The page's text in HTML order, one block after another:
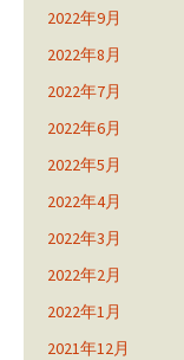
2022年9月
2022年8月
2022年7月
2022年6月
2022年5月
2022年4月
2022年3月
2022年2月
2022年1月
2021年12月